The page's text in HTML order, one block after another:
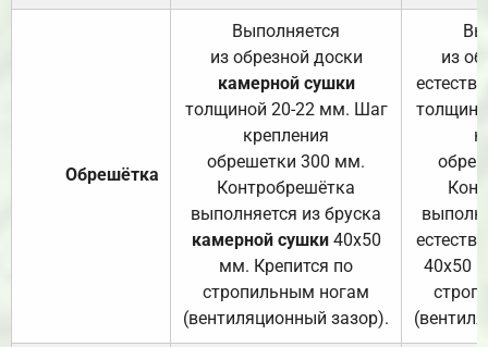
Обрешётка
Выполняется
из обрезной доски
камерной сушки
толщиной 20-22 мм. Шаг
крепления
обрешетки 300 мм.
Контробрешётка
выполняется из бруска
камерной сушки40х50
мм. Крепится по
стропильным ногам
(вентиляционный зазор).
из
40х50